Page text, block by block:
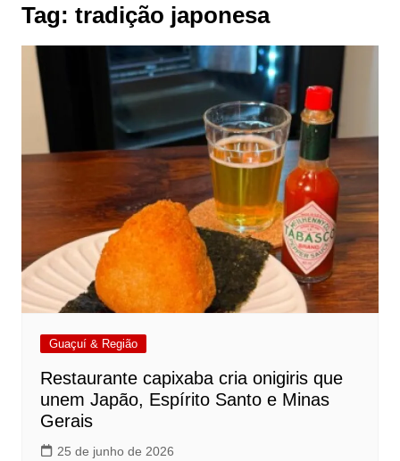
Tag: tradição japonesa
Guaçuí & Região
Restaurante capixaba cria onigiris que
unem Japão, Espírito Santo e Minas
Gerais
25 de junho de 2026